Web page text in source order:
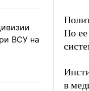
ВСУ на
По ее
в